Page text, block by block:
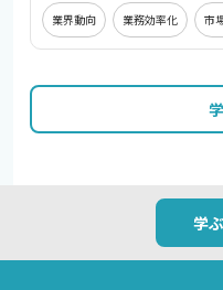
業界動向 業務効率化 市
学